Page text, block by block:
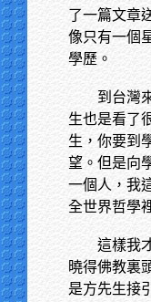
了一篇文章
像只有一個
學歷。
到台灣
生也是看了
生，你要到
望。但是向
一個人，我
全世界哲學
這樣我
曉得佛教裏
是方先生接